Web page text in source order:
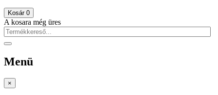
Kosár 0
A kosara még üres
Menü
×